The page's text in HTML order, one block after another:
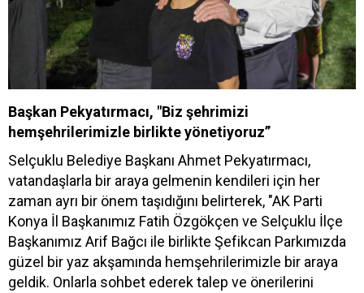
Başkan Pekyatırmacı, "Biz şehrimizi
hemşehrilerimizle birlikte yönetiyoruz”
Selçuklu Belediye Başkanı Ahmet Pekyatırmacı,
vatandaşlarla bir araya gelmenin kendileri için her
zaman ayrı bir önem taşıdığını belirterek, "AK Parti
Konya İl Başkanımız Fatih Özgökçen ve Selçuklu İlçe
Başkanımız Arif Bağcı ile birlikte Şefikcan Parkımızda
güzel bir yaz akşamında hemşehrilerimizle bir araya
geldik. Onlarla sohbet ederek talep ve önerilerini